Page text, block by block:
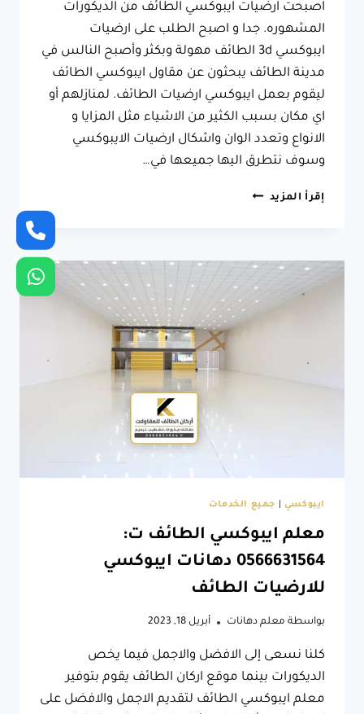
اصبحت ارضيات ايبوكسي الطائف من الديكورات
المشهوره. جدا و اصبح الطلب على ارضيات
ايبوكسي 3d الطائف مهولة وبكثر وأصبح النالس في
مدينة الطائف يبحثون عن مقاول ايبوكسي الطائف
ليقوم بعمل ايبوكسي ارضيات الطائف. لمنازلهم أو
اي مكان بسبب الكثير من الاشياء مثل المزايا و
الانواع وتعدد الوان واشكال ارضيات الايبوكسي
وسوف نتطرق اليها جميعها في…
إقرأ المزيد مقاول
0566631564
الطائف
ايبوكسي جميع الخدمات
معلم ايبوكسي الطائف ت:
0566631564 دهانات ايبوكسي
للارضيات الطائف
بواسطة معلم دهانات أبريل 18, 2023
كلنا نسعى إلى الافضل والاجمل فيما يخص
الديكورات بينما موقع اركان الطائف يقوم بتوفير
معلم ايبوكسي الطائف لتقديم الاجمل والافضل على